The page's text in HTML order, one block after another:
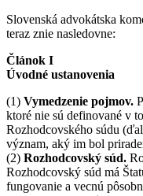
Slovenská advokátska
teraz znie nasledovne:
Článok I
Úvodné ustanovenia
(1) Vymedzenie pojmov.
ktoré nie sú definované v
Rozhodcovského súdu
význam, aký im bol
(2) Rozhodcovský súd.
Rozhodcovský súd má
fungovanie a vecnú